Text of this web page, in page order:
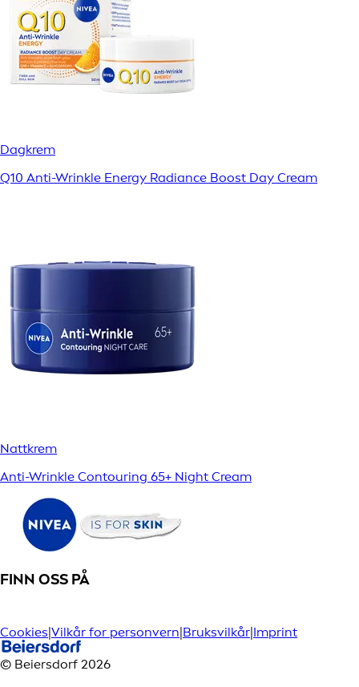
Dagkrem
Q10 Anti-Wrinkle Energy Radiance Boost Day Cream
Nattkrem
Anti-Wrinkle Contouring 65+ Night Cream
FINN OSS PÅ
Cookies|Vilkår for personvern|Bruksvilkår|Imprint
© Beiersdorf 2026